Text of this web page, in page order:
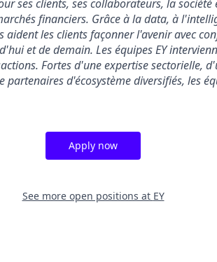
ses clients, ses collaborateurs, la
financiers. Grâce à la data, à
aident les clients façonner l'avenir avec
et de demain. Les équipes EY
Fortes d'une expertise sectorielle,
d'écosystème diversifiés, les
Apply now
See more open positions at EY